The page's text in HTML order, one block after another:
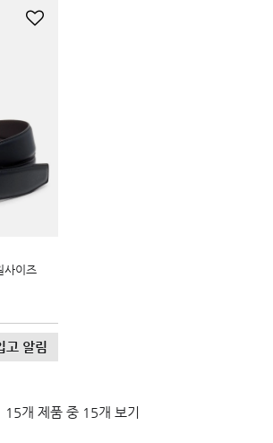
사이즈
고 알림
15개 제품 중 15개 보기